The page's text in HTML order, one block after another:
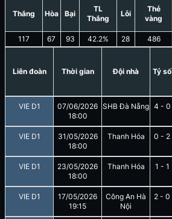
Thắng
117
Hòa
67
Bại
93
TL
Thắng
42.2%
Lỗi
28
Thẻ
vàng
486
Liên đoàn Thời gian Đội nhà Tỷ số
VIE D1
07/06/2026
18:00
SHB Đà Nẵng 4 - 0
VIE D1
31/05/2026
18:00
Thanh Hóa 0 - 2
VIE D1
23/05/2026
18:00
Thanh Hóa 1 - 1
VIE D1
17/05/2026
19:15
Công An Hà
Nội
2 - 0